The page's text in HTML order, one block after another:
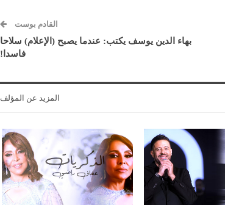
القادم بوست
بهاء الدين يوسف يكتب: عندما يصبح (الإعلام) سلاحا
فاسدا!
المزيد عن المؤلف